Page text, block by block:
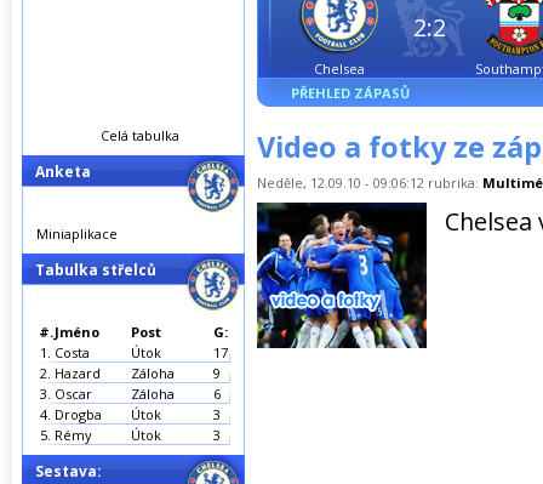
Chelsea
2:2
PŘEHLED ZÁPASŮ
Video a fotky ze
Neděle, 12.09.10 - 09:06:12 rubrika:
Chelsea
Celá tabulka
Anketa
Miniaplikace
Tabulka střelců
#.Jméno Post
G:
1. Costa Útok
17
2. Hazard Záloha
9
3. Oscar Záloha
6
4. Drogba Útok
3
5. Rémy Útok 3
Sestava: